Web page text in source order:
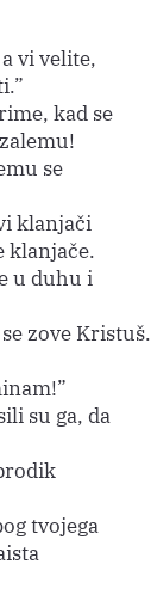
vi velite,
kad se
se
klanjači
klanjače.
u duhu i
zove Kristuš.
su ga, da
tvojega